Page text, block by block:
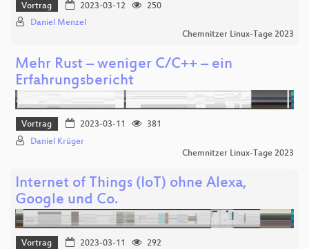
Vortrag 2023-03-12
250
Daniel Menzel
Chemnitzer Linux-Tage 2023
Mehr Rust – weniger C/C++ – ein
Erfahrungsbericht
Vortrag 2023-03-11
381
Daniel Krüger
Chemnitzer Linux-Tage 2023
Internet of Things (IoT) ohne Alexa,
Google und Co.
Vortrag 2023-03-11
292